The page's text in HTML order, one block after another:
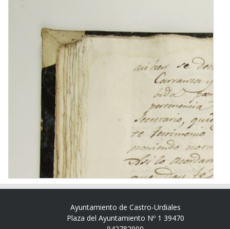
Ayuntamiento de Castro-Urdiales
Plaza del Ayuntamiento Nº 1 39470